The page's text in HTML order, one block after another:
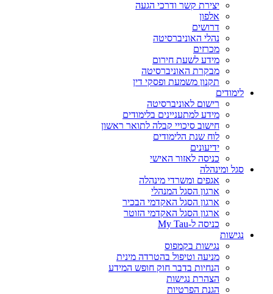
יצירת קשר ודרכי הגעה
אלפון
דרושים
נהלי האוניברסיטה
מכרזים
מידע לשעת חירום
מבקרת האוניברסיטה
תקנון משמעת ופסקי דין
לימודים
רישום לאוניברסיטה
מידע למתעניינים בלימודים
חישוב סיכויי קבלה לתואר ראשון
לוח שנת הלימודים
ידיעונים
כניסה לאזור האישי
סגל ומינהלה
אגפים ומשרדי מינהלה
ארגון הסגל המנהלי
ארגון הסגל האקדמי הבכיר
ארגון הסגל האקדמי הזוטר
כניסה ל-My Tau
נגישות
נגישות בקמפוס
מניעה וטיפול בהטרדה מינית
הנחיות בדבר חוק חופש המידע
הצהרת נגישות
הגנת הפרטיות